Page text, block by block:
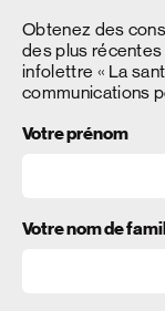
Obtenez des
des plus
infolettre « La
communications
Votre prénom
Votre nom de